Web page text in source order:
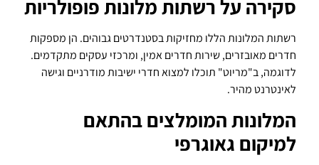
סקירה על רשתות מלונות פופולריות
רשתות המלונות הללו מחזיקות בסטנדרטים גבוהים. הן מספקות
חדרים מאובזרים, שירות חדרים אמין, ומרכזי עסקים מתקדמים.
לדוגמה, ב"מריוט" תוכלו למצוא חדרי ישיבות מודרניים וגישה
לאינטרנט מהיר.
המלונות המומלצים בהתאם
למיקום גאוגרפי